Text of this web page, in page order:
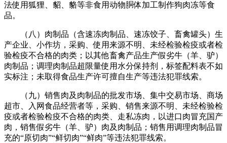
法使用狐狸、貂、貉等非食用动物胴体加工制作狗肉冻等食
品。
（八）肉制品（含速冻肉制品、速冻饺子、畜禽罐头）生
产企业、小作坊，采购、使用来源不明、未经检验检疫或者检
验检疫不合格的肉类；以其他畜禽产品生产假劣牛（羊、驴）
肉制品；调理肉制品超限量使用水分保持剂，标签配料表不如
实标注；未取得食品生产许可擅自生产等违法犯罪线索。
（九）销售肉及肉制品的批发市场、集中交易市场、商场
超市、入网食品经营者等，采购、销售来源不明、未经检验检
疫或者检验检疫不合格的肉类、走私冻肉，以进口肉冒充国产
肉，销售假劣牛（羊、驴）肉及肉制品；销售用调理肉制品冒
充的“原切肉”“鲜切肉”“鲜肉”等违法犯罪线索。